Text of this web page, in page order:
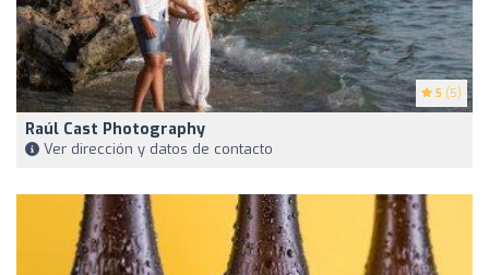
5 (5)
Raúl Cast Photography
Ver dirección y datos de contacto